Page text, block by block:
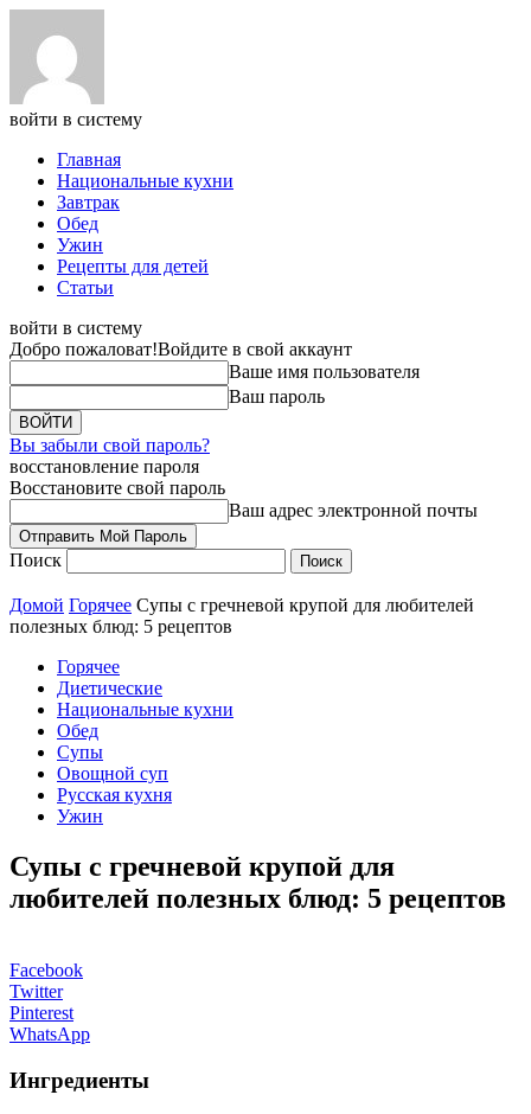
войти в систему
Главная
Национальные кухни
Завтрак
Обед
Ужин
Рецепты для детей
Статьи
войти в систему
Добро пожаловат!Войдите в свой аккаунт
Ваше имя пользователя
Ваш пароль
Вы забыли свой пароль?
восстановление пароля
Восстановите свой пароль
Ваш адрес электронной почты
Поиск
Домой Горячее Супы с гречневой крупой для любителей
полезных блюд: 5 рецептов
Горячее
Диетические
Национальные кухни
Обед
Супы
Овощной суп
Русская кухня
Ужин
Супы с гречневой крупой для
любителей полезных блюд: 5 рецептов
Facebook
Twitter
Pinterest
WhatsApp
Ингредиенты